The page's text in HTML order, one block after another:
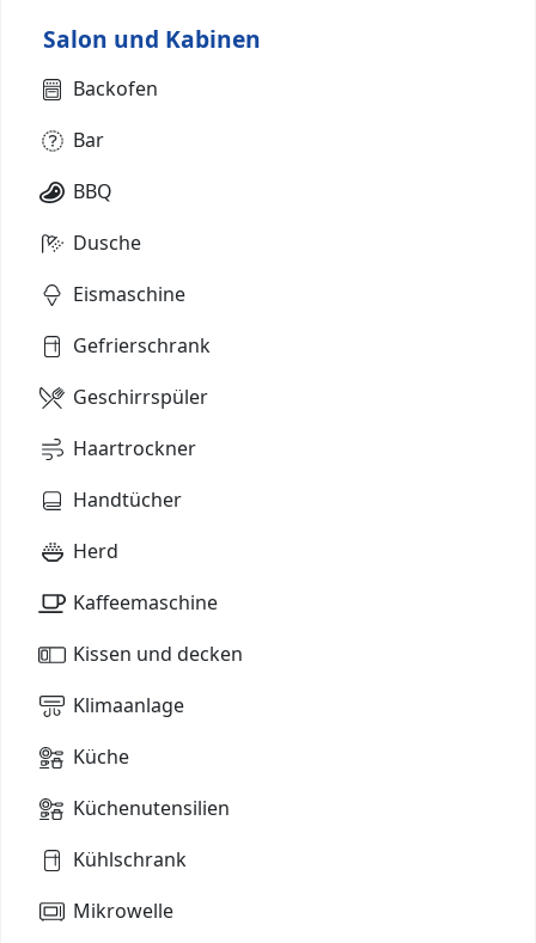
Salon und Kabinen
Backofen
Bar
BBQ
Dusche
Eismaschine
Gefrierschrank
Geschirrspüler
Haartrockner
Handtücher
Herd
Kaffeemaschine
Kissen und decken
Klimaanlage
Küche
Küchenutensilien
Kühlschrank
Mikrowelle